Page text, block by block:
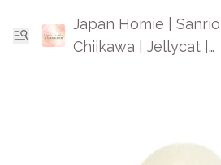
Japan Homie | Sanrio |
Chiikawa | Jellycat |